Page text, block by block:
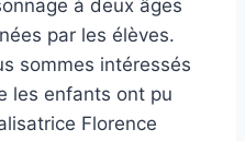
à deux âges
par les élèves.
intéressés
les enfants ont pu
Florence